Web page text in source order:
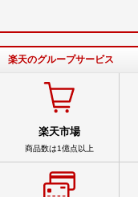
楽天のグループサービス
楽天市場
商品数は1億点以上